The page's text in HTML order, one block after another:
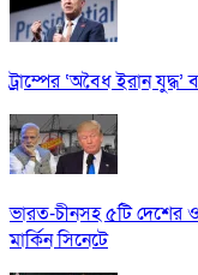
ট্রাম্পের ‘অবৈধ ইরান যুদ্ধ’
ভারত-চীনসহ ৫টি
মার্কিন সিনেটে